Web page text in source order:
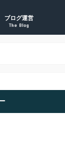
ブログ運営
The Blog